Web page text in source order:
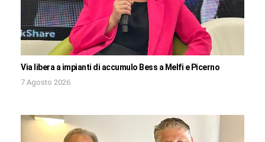
Via libera a impianti di accumulo Bess a Melfi e Picerno
7 Agosto 2026